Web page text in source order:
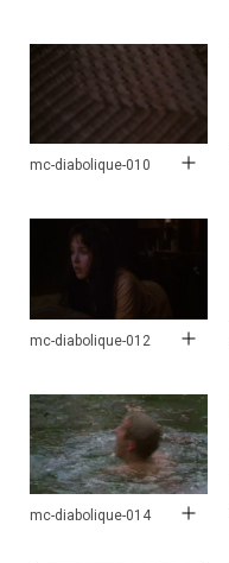
mc-diabolique-010
mc-diabolique-012
mc-diabolique-014